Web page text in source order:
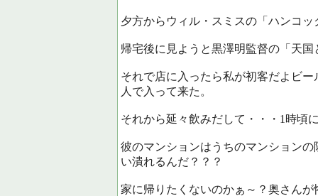
夕方からウィル・スミスの「ハンコ
帰宅後に見ようと黒澤明監督の「天
それで店に入ったら私が初客だよビ
人で入って来た。
それから延々飲みだして・・・1時頃
彼のマンションはうちのマンション
い潰れるんだ？？？
家に帰りたくないのかぁ～？奥さん